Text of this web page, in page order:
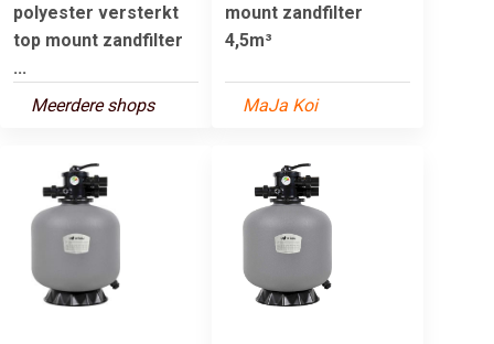
polyester versterkt
top mount zandfilter
...
Meerdere shops
mount zandfilter
4,5m³
MaJa Koi